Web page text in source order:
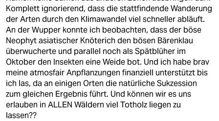
Komplett ignorierend, dass die stattfindende Wanderung
der Arten durch den Klimawandel viel schneller abläuft.
An der Wupper konnte ich beobachten, dass der böse
Neophyt asiatischer Knöterich den bösen Bärenklau
überwucherte und parallel noch als Spätblüher im
Oktober den Insekten eine Weide bot. Und ich habe brav
meine atmosfair Anpflanzungen finanziell unterstützt bis
ich las, da an einigen Orten die natürliche Sukzession
zum gleichen Ergebnis führt. Und können wir es uns
erlauben in ALLEN Wäldern viel Totholz liegen zu
lassen??